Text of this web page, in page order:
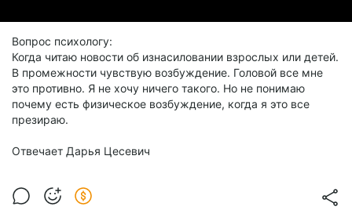
Вопрос психологy:
Когда читаю новости об изнасиловании взрослых или детей.
В промежности чувствую возбуждение. Головой все мне
это противно. Я не хочу ничего такого. Но не понимаю
почему есть физическое возбуждение, когда я это все
презираю.
Отвечает Дарья Цесевич